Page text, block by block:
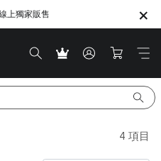
SHOP GIFTS
SHOP GIFTS
上獨家販售
4 項目